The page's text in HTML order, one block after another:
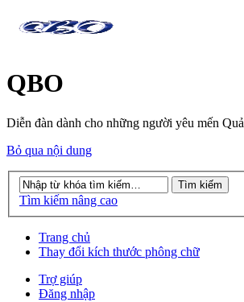
QBO
Diễn đàn dành cho những người yêu mến
Bỏ qua nội dung
Tìm kiếm nâng cao
Trang chủ
Thay đổi kích thước phông chữ
Trợ giúp
Đăng nhập